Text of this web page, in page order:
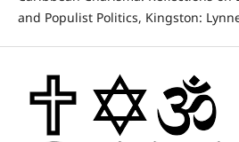
and Populist Politics, Kingston: